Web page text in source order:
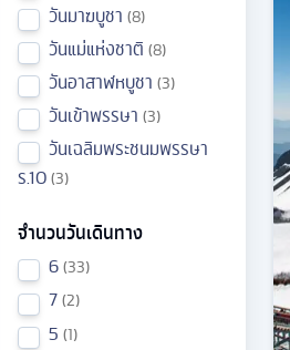
วันมาฆบูชา 8
วันแม่แห่งชาติ 8
วันอาสาฬหบูชา 3
วันเข้าพรรษา 3
วันเฉลิมพระชนมพรรษา
ร.10 3
จำนวนวันเดินทาง
6 33
7 2
5 1